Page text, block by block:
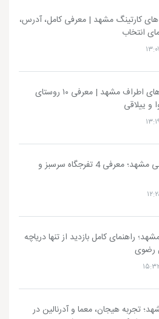
کارتینگ مشهد | معرفی کامل، آدرس،
انتخاب
زیباترین روستاهای اطراف مشهد | معرفی ۱۰ روستای
ییلاقی
پارک های جنگلی مشهد؛ معرفی 4 تفرجگاه سرسبز و
راهنمای کامل بازدید از تنها دریاچه
رضوی
تجربه هیجان، معما و آدرنالین در